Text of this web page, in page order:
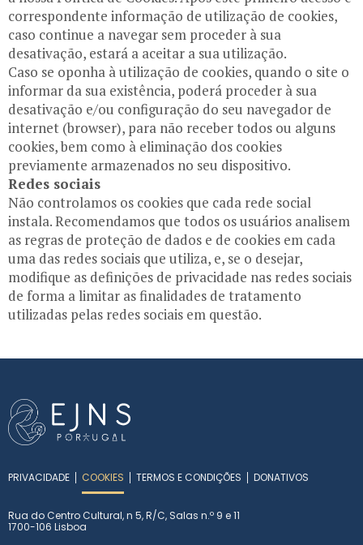
correspondente informação de utilização de cookies,
caso continue a navegar sem proceder à sua
desativação, estará a aceitar a sua utilização.
Caso se oponha à utilização de cookies, quando o site o
informar da sua existência, poderá proceder à sua
desativação e/ou configuração do seu navegador de
internet (browser), para não receber todos ou alguns
cookies, bem como à eliminação dos cookies
previamente armazenados no seu dispositivo.
Redes sociais
Não controlamos os cookies que cada rede social
instala. Recomendamos que todos os usuários analisem
as regras de proteção de dados e de cookies em cada
uma das redes sociais que utiliza, e, se o desejar,
modifique as definições de privacidade nas redes sociais
de forma a limitar as finalidades de tratamento
utilizadas pelas redes sociais em questão.
PRIVACIDADE COOKIES TERMOS E CONDIÇÕES DONATIVOS
Rua do Centro Cultural, n 5, R/C, Salas n.º 9 e 11
1700-106 Lisboa